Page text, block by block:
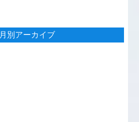
月別アーカイブ